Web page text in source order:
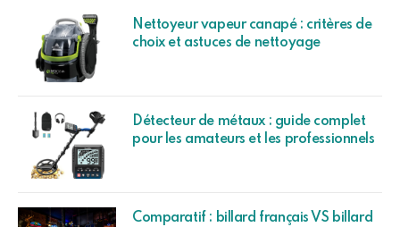
Nettoyeur vapeur canapé : critères de
choix et astuces de nettoyage
Détecteur de métaux : guide complet
pour les amateurs et les professionnels
Comparatif : billard français VS billard